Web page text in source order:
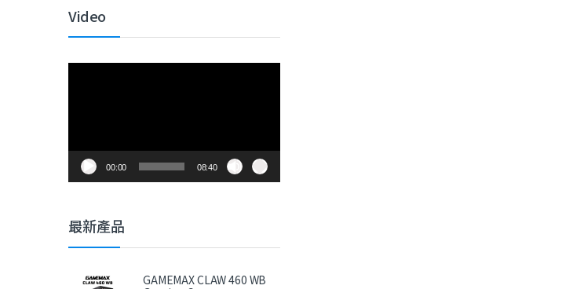
Video
00:00 08:40
最新產品
GAMEMAX CLAW 460 WB